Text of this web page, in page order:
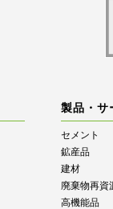
製品・サ
セメント
鉱産品
建材
廃棄物再資
高機能品